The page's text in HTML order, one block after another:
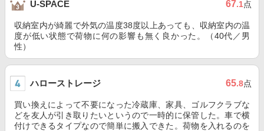
U-SPACE 67.1点
収納室内が綺麗で外気の温度38度以上あっても、収納室内の温
度が低い状態で荷物に何の影響も無く良かった。（40代／男
性）
ハローストレージ 65.8点
買い換えによって不要になった冷蔵庫、家具、ゴルフクラブな
どを友人が引き取りたいというので一時的に保管した。車で横
付けできるタイプなので簡単に搬入できた。荷物を入れるのを